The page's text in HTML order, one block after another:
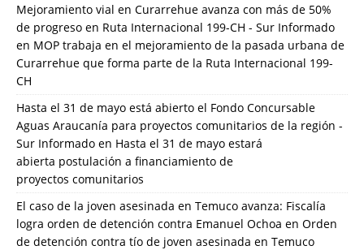
Mejoramiento vial en Curarrehue avanza con más de 50%
de progreso en Ruta Internacional 199-CH - Sur Informado
en MOP trabaja en el mejoramiento de la pasada urbana de
Curarrehue que forma parte de la Ruta Internacional 199-
CH
Hasta el 31 de mayo está abierto el Fondo Concursable
Aguas Araucanía para proyectos comunitarios de la región -
Sur Informado en Hasta el 31 de mayo estará
abierta postulación a financiamiento de
proyectos comunitarios
El caso de la joven asesinada en Temuco avanza: Fiscalía
logra orden de detención contra Emanuel Ochoa en Orden
de detención contra tío de joven asesinada en Temuco